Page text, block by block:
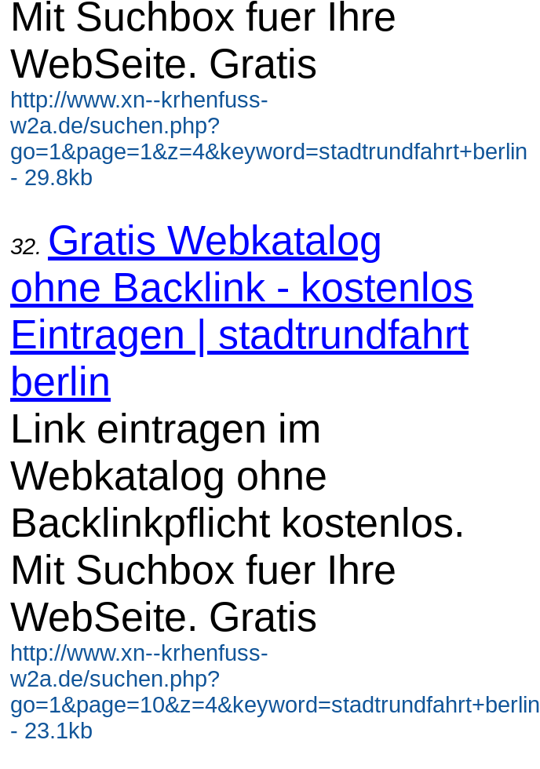
Mit Suchbox fuer Ihre
WebSeite. Gratis
http://www.xn--krhenfuss-
w2a.de/suchen.php?
go=1&page=1&z=4&keyword=stadtrundfahrt+berlin
- 29.8kb
32. Gratis Webkatalog
ohne Backlink - kostenlos
Eintragen | stadtrundfahrt
berlin
Link eintragen im
Webkatalog ohne
Backlinkpflicht kostenlos.
Mit Suchbox fuer Ihre
WebSeite. Gratis
http://www.xn--krhenfuss-
w2a.de/suchen.php?
go=1&page=10&z=4&keyword=stadtrundfahrt+berlin
- 23.1kb